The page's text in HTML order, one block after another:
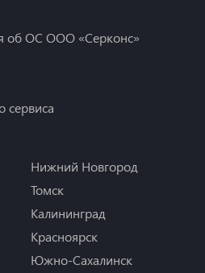
об ОС ООО «Серконс»
сервиса
Нижний Новгород
Томск
Калининград
Красноярск
Южно-Сахалинск